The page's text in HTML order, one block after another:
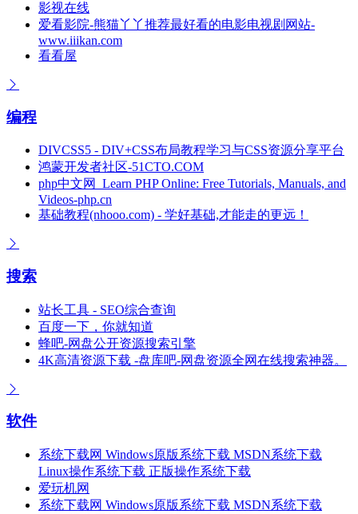
影视在线
爱看影院-熊猫丫丫推荐最好看的电影电视剧网站-
www.iiikan.com
看看屋
编程
DIVCSS5 - DIV+CSS布局教程学习与CSS资源分享平台
鸿蒙开发者社区-51CTO.COM
php中文网_Learn PHP Online: Free Tutorials, Manuals, and
Videos-php.cn
基础教程(nhooo.com) - 学好基础,才能走的更远！
搜索
站长工具 - SEO综合查询
百度一下，你就知道
蜂吧-网盘公开资源搜索引擎
4K高清资源下载 -盘库吧-网盘资源全网在线搜索神器。
软件
系统下载网 Windows原版系统下载 MSDN系统下载
Linux操作系统下载 正版操作系统下载
爱玩机网
系统下载网 Windows原版系统下载 MSDN系统下载